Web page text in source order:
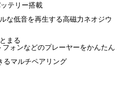
テリー搭載
な低音を再生する高磁力ネオジウ
まる
ォンなどのプレーヤーをかんたん
マルチペアリング